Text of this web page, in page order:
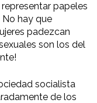
papeles
No hay que
padezcan
son los del
socialista
de los